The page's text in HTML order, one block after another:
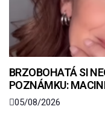
BRZOBOHATÁ SI
POZNÁMKU:
05/08/2026